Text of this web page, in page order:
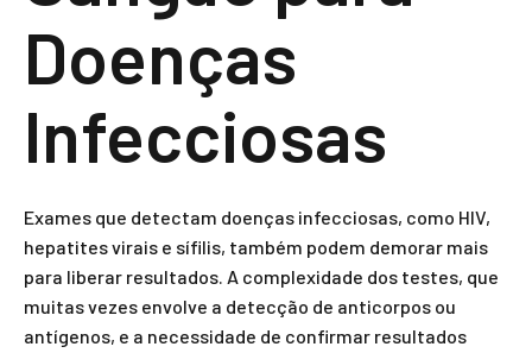
Doenças
Infecciosas
Exames que detectam doenças infecciosas, como HIV,
hepatites virais e sífilis, também podem demorar mais
para liberar resultados. A complexidade dos testes, que
muitas vezes envolve a detecção de anticorpos ou
antígenos, e a necessidade de confirmar resultados